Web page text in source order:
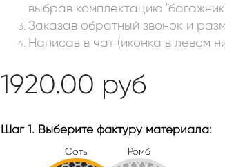
выбрав комплектацию
Заказав обратный звонок и
Написав в чат (иконка в левом
1920.00 руб
Шаг 1. Выберите фактуру материала:
Соты Ромб